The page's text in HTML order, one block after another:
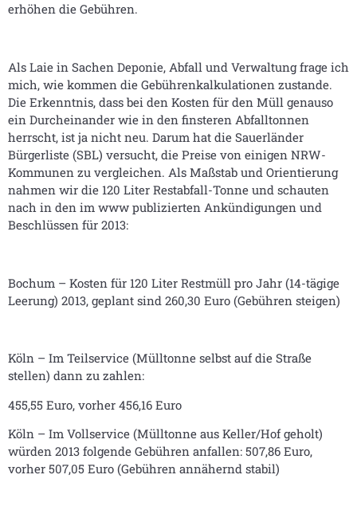
erhöhen die Gebühren.
Als Laie in Sachen Deponie, Abfall und Verwaltung frage ich
mich, wie kommen die Gebührenkalkulationen zustande.
Die Erkenntnis, dass bei den Kosten für den Müll genauso
ein Durcheinander wie in den finsteren Abfalltonnen
herrscht, ist ja nicht neu. Darum hat die Sauerländer
Bürgerliste (SBL) versucht, die Preise von einigen NRW-
Kommunen zu vergleichen. Als Maßstab und Orientierung
nahmen wir die 120 Liter Restabfall-Tonne und schauten
nach in den im www publizierten Ankündigungen und
Beschlüssen für 2013:
Bochum – Kosten für 120 Liter Restmüll pro Jahr (14-tägige
Leerung) 2013, geplant sind 260,30 Euro (Gebühren steigen)
Köln – Im Teilservice (Mülltonne selbst auf die Straße
stellen) dann zu zahlen:
455,55 Euro, vorher 456,16 Euro
Köln – Im Vollservice (Mülltonne aus Keller/Hof geholt)
würden 2013 folgende Gebühren anfallen: 507,86 Euro,
vorher 507,05 Euro (Gebühren annähernd stabil)